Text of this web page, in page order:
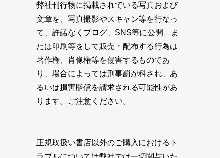
弊社刊行物に掲載されている写真および
文章を、写真撮影やスキャン等を行なっ
て、許諾なくブログ、SNS等に公開、ま
たは印刷等をして販売・配布する行為は
著作権、肖像権等を侵害するものであ
り、場合によっては刑事罰が科され、あ
るいは損害賠償を請求される可能性があ
ります。ご注意ください。
正規取扱い書店以外のご購入におけるト
ラブルについては弊社では一切関与いた